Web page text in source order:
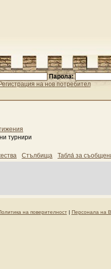
Парола:
Регистрация на нов потребител
турнири
Стълбища Табла́ за
на поверителност| Персонала на